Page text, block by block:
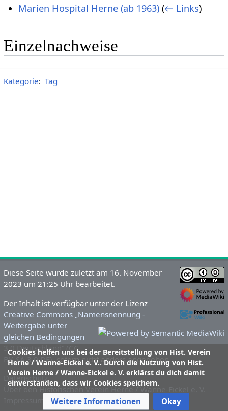
Marien Hospital Herne (ab 1963) (← Links)
Einzelnachweise
Kategorie: Tag
Cookies helfen uns bei der Bereitstellung von Hist. Verein
Herne / Wanne-Eickel e. V.. Durch die Nutzung von Hist.
Verein Herne / Wanne-Eickel e. V. erklärst du dich damit
einverstanden, dass wir Cookies speichern.
Weitere Informationen Okay
Diese Seite wurde zuletzt am 16. November
2023 um 21:25 Uhr bearbeitet.
Der Inhalt ist verfügbar unter der Lizenz
Creative Commons „Namensnennung -
Weitergabe unter
gleichen Bedingungen
3.0 Deutschland“ (CC
BY-SA 3.0 DE), sofern nicht anders angegeben.
Datenschutz
Über den Historischen Verein Herne / Wanne-Eickel e. V.
Impressum und Haftungsausschluss